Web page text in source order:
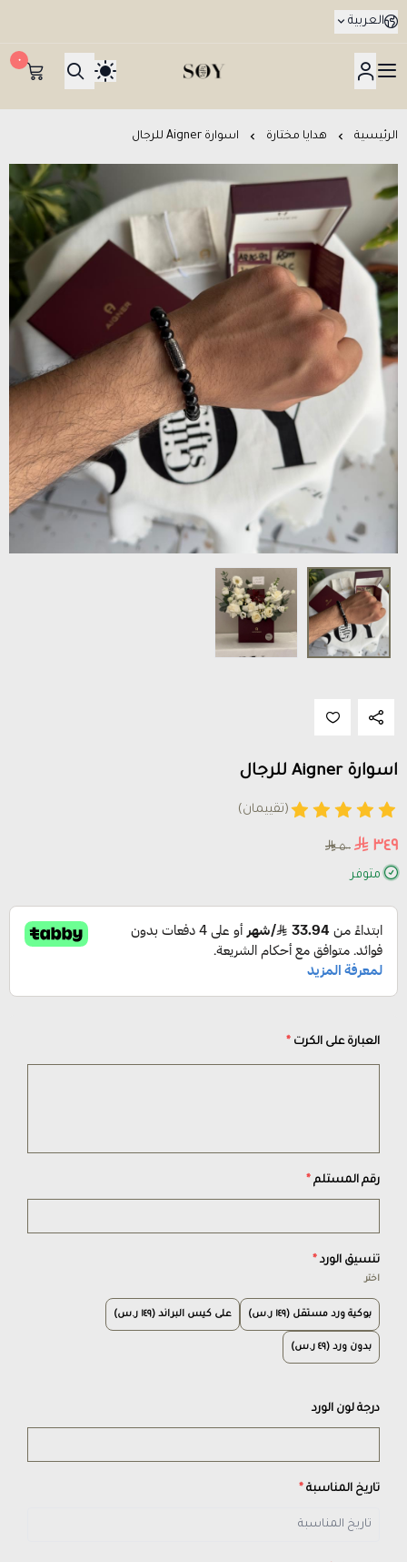
العربية
هدايا جدة SOY Gifts بتوصيل في نفس اليوم
٠
الرئيسية هدايا مختارة اسوارة Aigner للرجال
اسوارة Aigner للرجال
(تقييمان)
٣٤٩
٥٠٠
متوفر
العبارة على الكرت *
رقم المستلم *
تنسيق الورد*
اختر
بوكية ورد مستقل (١٤٩ ر.س) على كيس البراند (١٤٩ ر.س)
بدون ورد (٤٩ ر.س)
درجة لون الورد
تاريخ المناسبة *